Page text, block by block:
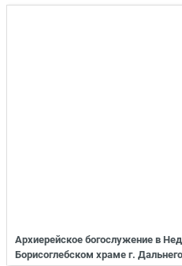
Архиерейское богослужение в
Борисоглебском храме г.